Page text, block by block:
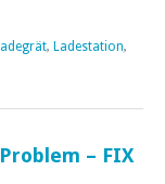
, Ladestation,
– FIX